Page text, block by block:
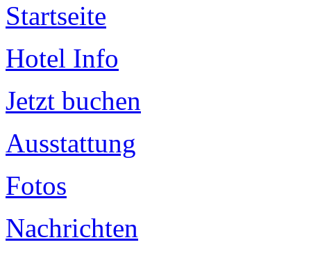
Startseite
Hotel Info
Jetzt buchen
Ausstattung
Fotos
Nachrichten